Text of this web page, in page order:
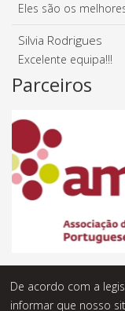
Eles são os
Silvia Rodrigues
Excelente equipa!!!
Parceiros
De acordo com a
informar que nosso